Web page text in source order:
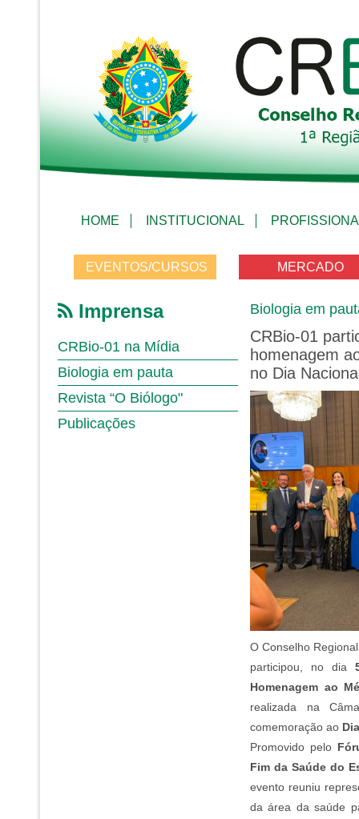
HOME INSTITUCIONAL
EVENTOS/CURSOS MERCADO
Imprensa
CRBio-01 na Mídia
Biologia em pauta
Revista “O Biólogo"
Publicações
Biologia em
CRBio-01
homenagem
no Dia
O Conselho
participou, no dia
Homenagem ao
realizada na
comemoração ao
Promovido pelo
Fim da Saúde do
evento reuniu
da área da saúde